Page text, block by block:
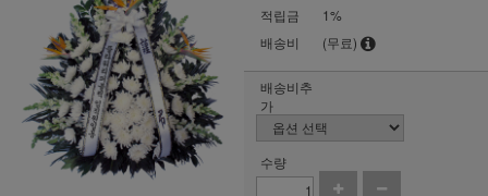
적립금
1%
배송비
(무료)
배송비추
가
수량